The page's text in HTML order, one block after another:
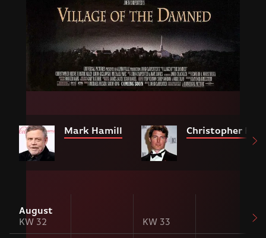
Mark Hamill Christopher
August
KW 32
KW 33